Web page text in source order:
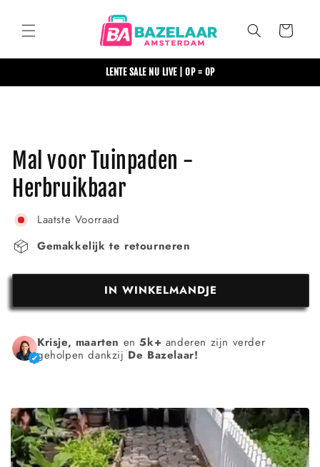
content
Winkelwagen
LENTE SALE NU LIVE | OP = OP
Mal voor Tuinpaden -
Herbruikbaar
Laatste Voorraad
Gemakkelijk te retourneren
IN WINKELMANDJE
Krisje, maarten en5k+ anderen zijn verder
geholpen dankzij De Bazelaar!